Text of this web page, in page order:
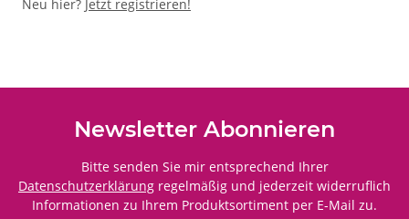
Neu hier? Jetzt registrieren!
Newsletter Abonnieren
Bitte senden Sie mir entsprechend Ihrer
Datenschutzerklärung regelmäßig und jederzeit widerruflich
Informationen zu Ihrem Produktsortiment per E-Mail zu.